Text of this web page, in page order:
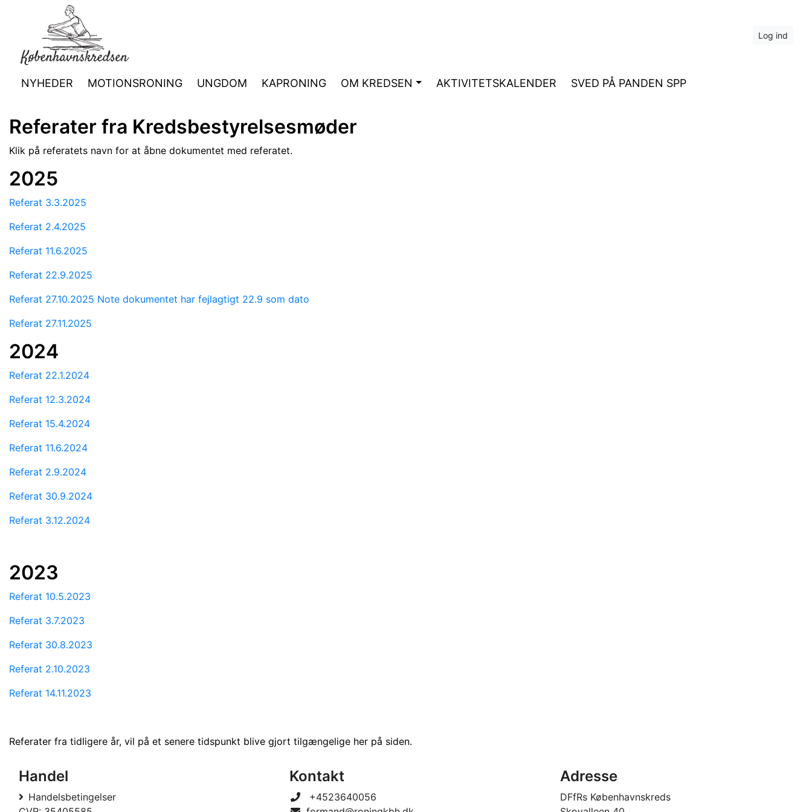
Log ind
NYHEDER MOTIONSRONING UNGDOM KAPRONING OM KREDSEN AKTIVITETSKALENDER SVED PÅ PANDEN SPP
Referater fra Kredsbestyrelsesmøder
Klik på referatets navn for at åbne dokumentet med referatet.
2025
Referat 3.3.2025
Referat 2.4.2025
Referat 11.6.2025
Referat 22.9.2025
Referat 27.10.2025 Note dokumentet har fejlagtigt 22.9 som dato
Referat 27.11.2025
2024
Referat 22.1.2024
Referat 12.3.2024
Referat 15.4.2024
Referat 11.6.2024
Referat 2.9.2024
Referat 30.9.2024
Referat 3.12.2024
2023
Referat 10.5.2023
Referat 3.7.2023
Referat 30.8.2023
Referat 2.10.2023
Referat 14.11.2023
Referater fra tidligere år, vil på et senere tidspunkt blive gjort tilgængelige her på siden.
Handel
Handelsbetingelser
Kontakt
+4523640056
Adresse
DFfRs Københavnskreds